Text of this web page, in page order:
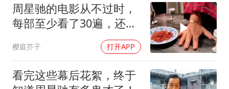
周星驰的电影从不过时，
每部至少看了30遍，还是
樱庭芥子 打开APP
看完这些幕后花絮，终于